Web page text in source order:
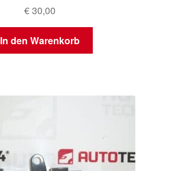
€30,00
In den Warenkorb